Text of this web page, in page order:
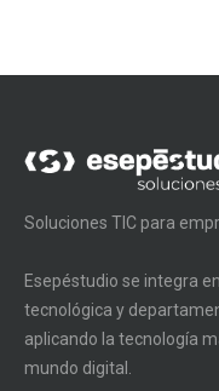
Soluciones TIC para
Esepéstudio se integra
tecnológica y
aplicando la tecnología
mundo digital.